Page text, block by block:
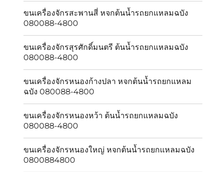
ขนเครื่องจักรสะพานสี่ หจกต้นน้ำรถยกแหลมฉบัง
080088-4800
ขนเครื่องจักรสุรศักดิ์มนตรี ต้นน้ำรถยกแหลมฉบัง
080088-4800
ขนเครื่องจักรหนองก้างปลา หจกต้นน้ำรถยกแหลม
ฉบัง 080088-4800
ขนเครื่องจักรหนองหว้า ต้นน้ำรถยกแหลมฉบัง
080088-4800
ขนเครื่องจักรหนองใหญ่ หจกต้นน้ำรถยกแหลมฉบัง
0800884800